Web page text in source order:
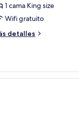
1 cama King size
Wifi gratuito
detalles